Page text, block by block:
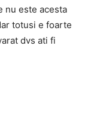
nu este acesta
totusi e foarte
dvs ati fi